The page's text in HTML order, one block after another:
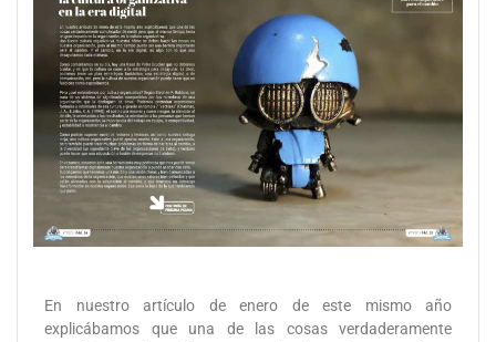
En nuestro artículo de enero de este mismo año
explicábamos que una de las cosas verdaderamente